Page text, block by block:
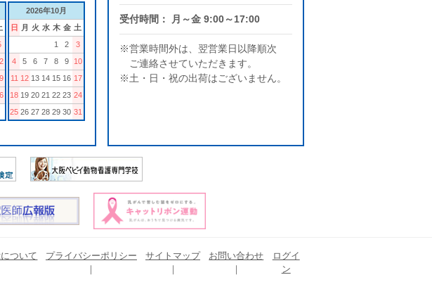
2026年10月
日
月 火 水 木 金 土
1
2
3
4
5 6 7 8 9
10
11 12 13 14 15 16 17
18 19 20 21 22 23 24
25 26 27 28 29 30 31
受付時間： 月～金 9:00～17:00
※営業時間外は、翌営業日以降順次
ご連絡させていただきます。
※土・日・祝の出荷はございません。
ついて プライバシーポリシー サイトマップ お問い合わせ
ログイ
ン